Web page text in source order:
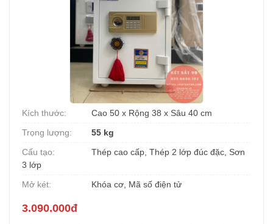
Kích thước:
Cao 50 x Rộng 38 x Sâu 40 cm
Trọng lượng:
55 kg
Cấu tạo:
Thép cao cấp, Thép 2 lớp đúc đặc, Sơn
3 lớp
Mở két:
Khóa cơ, Mã số điện tử
3.090.000đ